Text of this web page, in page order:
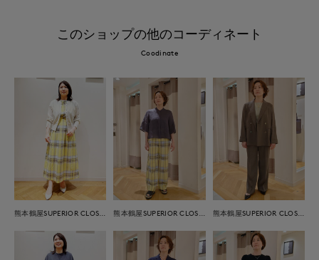
このショップの他のコーディネート
Coodinate